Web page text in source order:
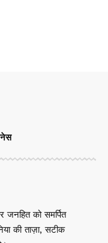
जनहित को समर्पित
की ताज़ा, सटीक